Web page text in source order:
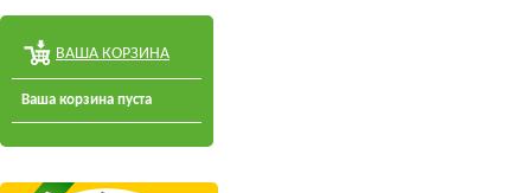
ВАША КОРЗИНА
Ваша корзина пуста